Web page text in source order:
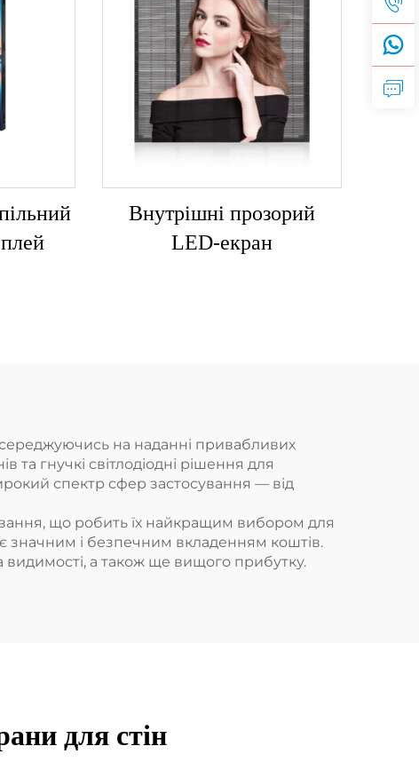
Внутрішні прозорий
LED-екран
на наданні привабливих
та гнучкі світлодіодні рішення для
спектр сфер застосування — від
що робить їх найкращим вибором для
є значним і безпечним вкладенням коштів.
видимості, а також ще вищого прибутку.
для стін